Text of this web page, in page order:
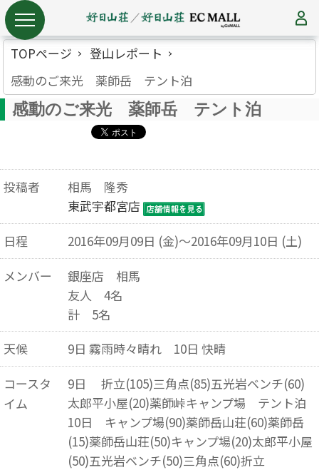
TOPページ
登山レポート
感動のご来光 薬師岳 テント泊
感動のご来光 薬師岳 テント泊
投稿者
相馬 隆秀
東武宇都宮店
日程
2016年09月09日 (金)～2016年09月10日 (土)
メンバー
銀座店 相馬
友人 4名
計 5名
天候
9日 霧雨時々晴れ 10日 快晴
コースタ
イム
9日 折立(105)三角点(85)五光岩ベンチ(60)
太郎平小屋(20)薬師峠キャンプ場 テント泊
10日 キャンプ場(90)薬師岳山荘(60)薬師岳
(15)薬師岳山荘(50)キャンプ場(20)太郎平小屋
(50)五光岩ベンチ(50)三角点(60)折立